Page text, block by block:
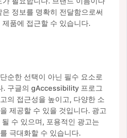
정보를 명확히 전달함으로써
품에 접근할 수 있습니다.
순한 선택이 아닌 필수 요소로
. 구글의 gAccessibility 프로그
의 접근성을 높이고, 다양한 소
제공할 수 있을 것입니다. 광고
수 있으며, 포용적인 광고는
극대화할 수 있습니다.